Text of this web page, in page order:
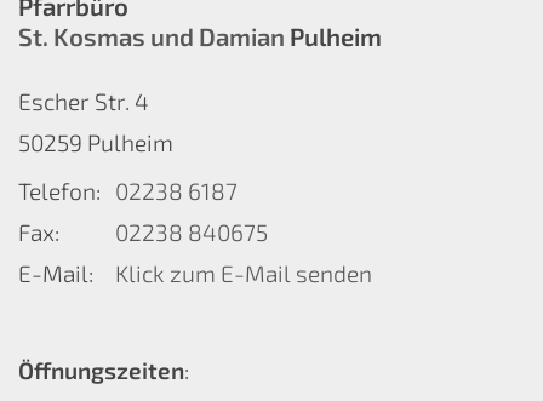
Pfarrbüro
St. Kosmas und Damian Pulheim
Escher Str. 4
50259 Pulheim
Telefon:
02238 6187
Fax:
02238 840675
E-Mail:
Klick zum E-Mail senden
Öffnungszeiten: